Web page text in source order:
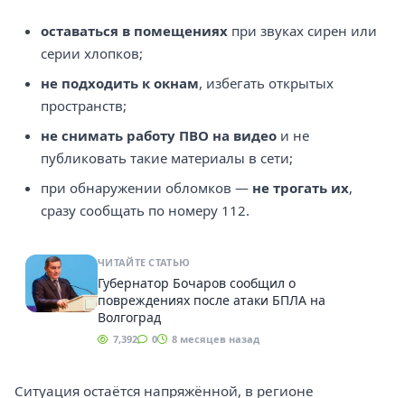
оставаться в помещенияхпри звуках сирен или
серии хлопков;
не подходить к окнам, избегать открытых
пространств;
не снимать работу ПВО на видеои не
публиковать такие материалы в сети;
при обнаружении обломков — не трогать их,
сразу сообщать по номеру 112.
ЧИТАЙТЕ СТАТЬЮ
Губернатор Бочаров сообщил о
повреждениях после атаки БПЛА на
Волгоград
7,392 0 8 месяцев назад
Ситуация остаётся напряжённой, в регионе